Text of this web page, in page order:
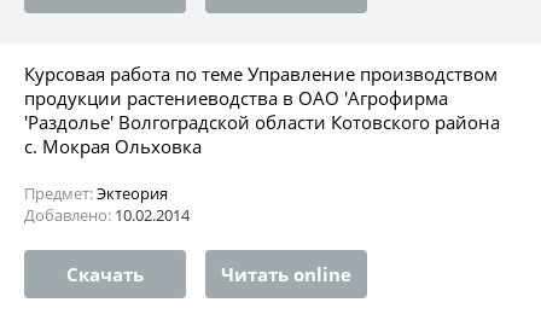
Курсовая работа по теме Управление производством
продукции растениеводства в ОАО 'Агрофирма
'Раздолье' Волгоградской области Котовского района
с. Мокрая Ольховка
Предмет:Эктеория
Добавлено: 10.02.2014
Скачать Читать online